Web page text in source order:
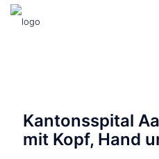
Kantonsspital
mit Kopf, Hand